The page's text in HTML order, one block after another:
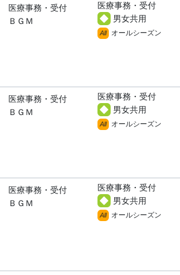
医療事務・受付
ＢＧＭ
医療事務・受付
男女共用
All オールシーズン
医療事務・受付
ＢＧＭ
医療事務・受付
男女共用
All オールシーズン
医療事務・受付
ＢＧＭ
医療事務・受付
男女共用
All オールシーズン